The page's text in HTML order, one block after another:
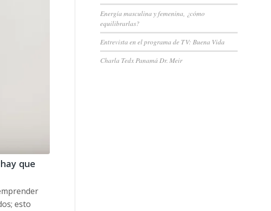
que
esto
Energía masculina y femenina, ¿cómo
equilibrarlas?
Entrevista en el programa de TV: Buena Vida
Charla Tedx Panamá Dr. Meir